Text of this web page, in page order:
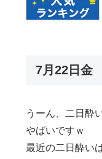
7月22日金
うーん、二日酔
やばいですｗ
最近の二日酔い